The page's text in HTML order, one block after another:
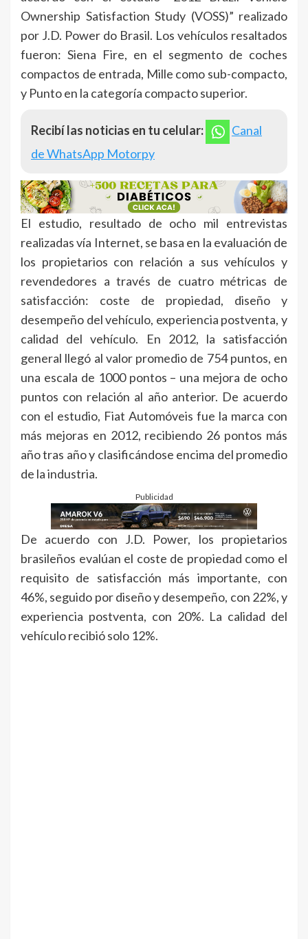
Ownership Satisfaction Study (VOSS)” realizado
por J.D. Power do Brasil. Los vehículos resaltados
fueron: Siena Fire, en el segmento de coches
compactos de entrada, Mille como sub-compacto,
y Punto en la categoría compacto superior.
Recibí las noticias en tu celular:
Canal
de WhatsApp Motorpy
El estudio, resultado de ocho mil entrevistas
realizadas vía Internet, se basa en la evaluación de
los propietarios con relación a sus vehículos y
revendedores a través de cuatro métricas de
satisfacción: coste de propiedad, diseño y
desempeño del vehículo, experiencia postventa, y
calidad del vehículo. En 2012, la satisfacción
general llegó al valor promedio de 754 puntos, en
una escala de 1000 pontos – una mejora de ocho
puntos con relación al año anterior. De acuerdo
con el estudio, Fiat Automóveis fue la marca con
más mejoras en 2012, recibiendo 26 pontos más
año tras año y clasificándose encima del promedio
de la industria.
Publicidad
De acuerdo con J.D. Power, los propietarios
brasileños evalúan el coste de propiedad como el
requisito de satisfacción más importante, con
46%, seguido por diseño y desempeño, con 22%, y
experiencia postventa, con 20%. La calidad del
vehículo recibió solo 12%.